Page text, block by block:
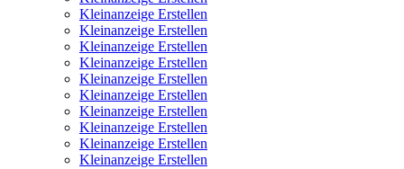
Kleinanzeige Erstellen
Kleinanzeige Erstellen
Kleinanzeige Erstellen
Kleinanzeige Erstellen
Kleinanzeige Erstellen
Kleinanzeige Erstellen
Kleinanzeige Erstellen
Kleinanzeige Erstellen
Kleinanzeige Erstellen
Kleinanzeige Erstellen